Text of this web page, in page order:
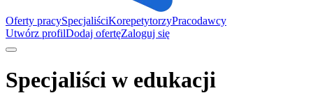
Oferty pracySpecjaliściKorepetytorzyPracodawcy
Utwórz profilDodaj ofertęZaloguj się
Specjaliści w edukacji